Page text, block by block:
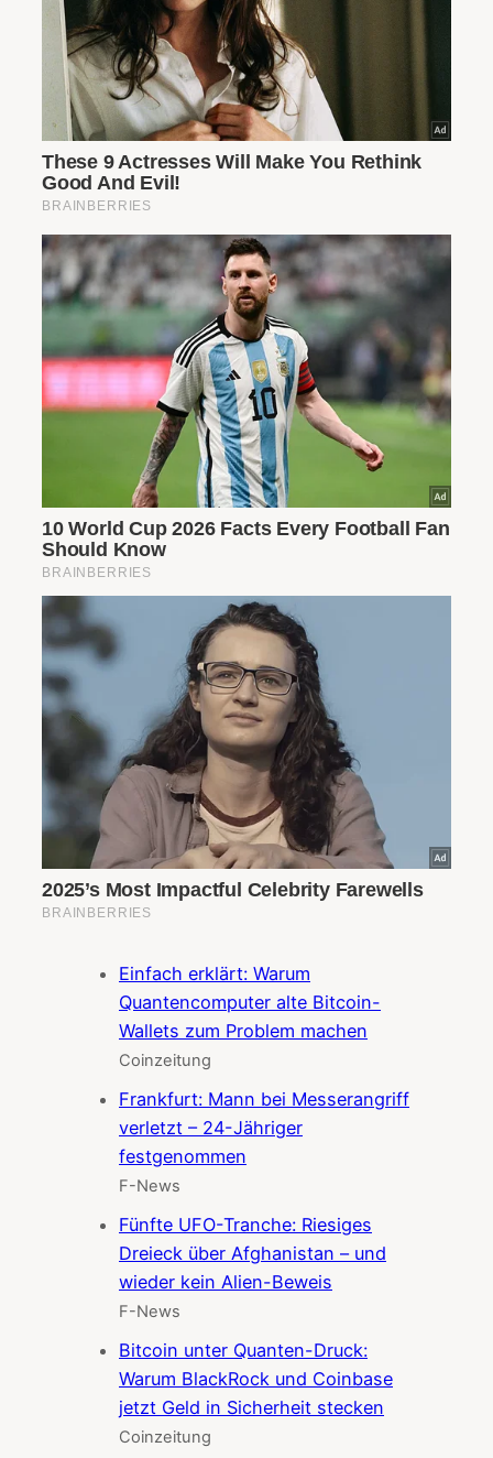
Einfach erklärt: Warum
Quantencomputer alte Bitcoin-
Wallets zum Problem machen
Coinzeitung
Frankfurt: Mann bei Messerangriff
verletzt – 24-Jähriger
festgenommen
F-News
Fünfte UFO-Tranche: Riesiges
Dreieck über Afghanistan – und
wieder kein Alien-Beweis
F-News
Bitcoin unter Quanten-Druck:
Warum BlackRock und Coinbase
jetzt Geld in Sicherheit stecken
Coinzeitung